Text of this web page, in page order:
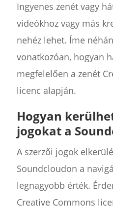
Ingyenes zenét vagy
videókhoz vagy más
nehéz lehet. Íme
vonatkozóan, hogyan
megfelelően a zenét
licenc alapján.
Hogyan
jogokat a
A szerzői jogok
Soundcloudon a
legnagyobb érték.
Creative Commons